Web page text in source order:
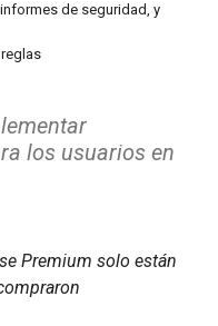
de seguridad, y
los usuarios en
Premium solo están